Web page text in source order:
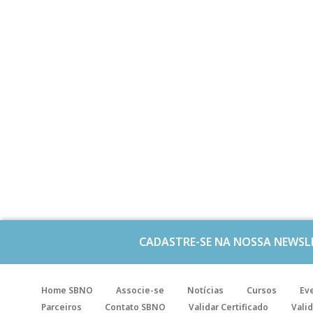
CADASTRE-SE NA NOSSA
Home SBNO Associe-se Notícias Cursos
Parceiros
Contato SBNO Validar Certificado